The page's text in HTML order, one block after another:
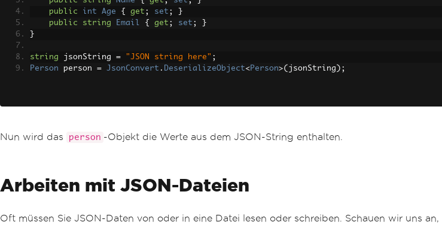
public
int Age { get ; set ;
}
public
string Email { get ; set ;
}
}
string jsonString = "JSON string here" ;
Person person = JsonConvert . DeserializeObject<Person>( jsonString );
Nun wird das person -Objekt die Werte aus dem JSON-String enthalten.
Arbeiten mit JSON-Dateien
Oft müssen Sie JSON-Daten von oder in eine Datei lesen oder schreiben. Schauen wir uns